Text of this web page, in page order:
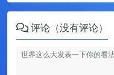
评论（没有评论）